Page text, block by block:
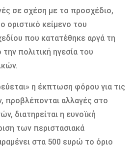
σε σχέση με το προσχέδιο,
οριστικό κείμενο του
που κατατέθηκε αργά τη
πολιτική ηγεσία του
η έκπτωση φόρου για τις
προβλέπονται αλλαγές στο
διατηρείται η ευνοϊκή
των περιστασιακά
στα 500 ευρώ το όριο